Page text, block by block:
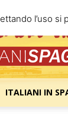
Italiani
ITALIANI IN
l’uso